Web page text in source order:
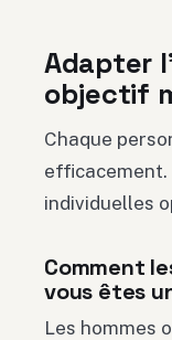
Adapter
objectif
Chaque
efficacement.
individuelles
Comment
vous êtes
Les hommes